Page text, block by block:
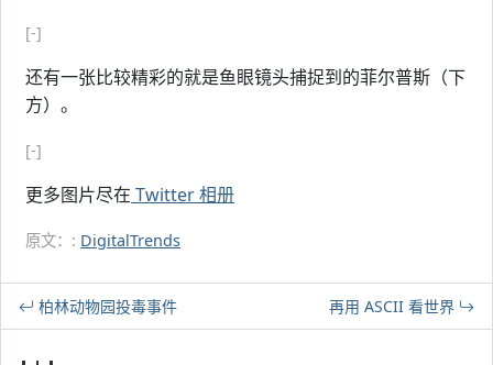
[-]
还有一张比较精彩的就是鱼眼镜头捕捉到的菲尔普斯（下
方）。
[-]
更多图片尽在 Twitter 相册
原文：: DigitalTrends
柏林动物园投毒事件 再用 ASCII 看世界